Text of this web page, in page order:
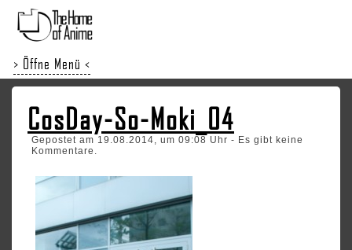
> Öffne Menü <
CosDay-So-Moki_04
Gepostet am 19.08.2014, um 09:08 Uhr - Es gibt keine
Kommentare.